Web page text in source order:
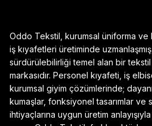
Oddo Tekstil, kurumsal üniforma ve
iş kıyafetleri üretiminde
sürdürülebilirliği temel alan bir tekstil
markasıdır. Personel kıyafeti, iş
kurumsal giyim çözümlerinde;
kumaşlar, fonksiyonel tasarımlar ve
ihtiyaçlarına uygun üretim